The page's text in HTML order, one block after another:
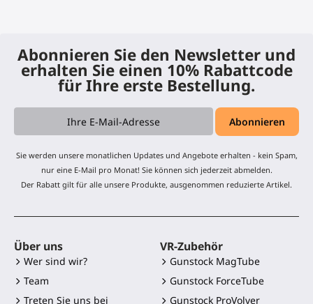
Abonnieren Sie den Newsletter und
erhalten Sie einen 10% Rabattcode
für Ihre erste Bestellung.
Sie werden unsere monatlichen Updates und Angebote erhalten - kein Spam,
nur eine E-Mail pro Monat! Sie können sich jederzeit abmelden.
Der Rabatt gilt für alle unsere Produkte, ausgenommen reduzierte Artikel.
Über uns
Wer sind wir?
Team
Treten Sie uns bei
VR-Zubehör
Gunstock MagTube
Gunstock ForceTube
Gunstock ProVolver